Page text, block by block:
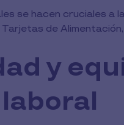
se hacen cruciales a
de
y